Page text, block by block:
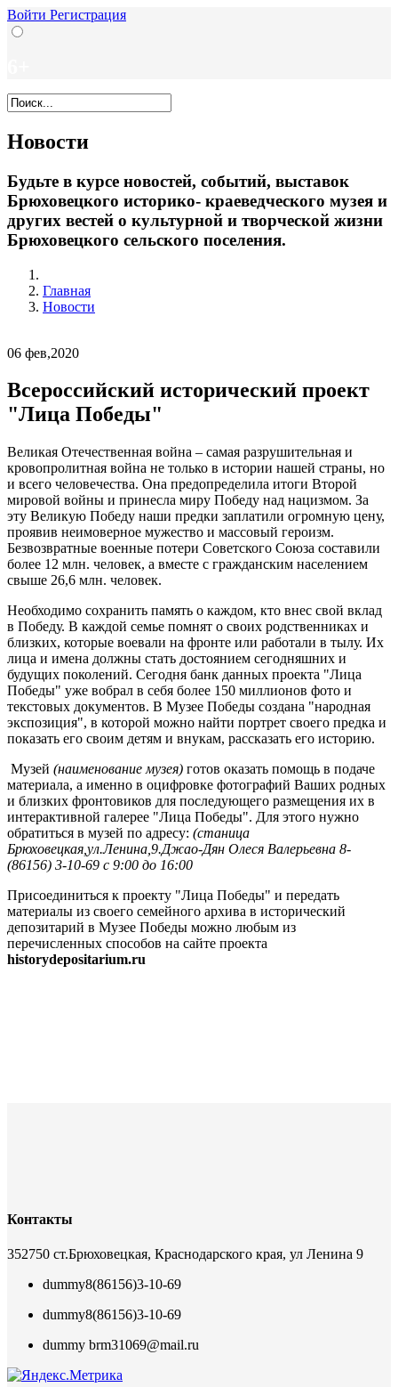
Войти Регистрация
Новости
Будьте в курсе новостей, событий, выставок
Брюховецкого историко- краеведческого музея и
других вестей о культурной и творческой жизни
Брюховецкого сельского поселения.
Главная
Новости
06 фев,2020
Всероссийский исторический проект
"Лица Победы"
Великая Отечественная война – самая разрушительная и
кровопролитная война не только в истории нашей страны, но
и всего человечества. Она предопределила итоги Второй
мировой войны и принесла миру Победу над нацизмом. За
эту Великую Победу наши предки заплатили огромную цену,
проявив неимоверное мужество и массовый героизм.
Безвозвратные военные потери Советского Союза составили
более 12 млн. человек, а вместе с гражданским населением
свыше 26,6 млн. человек.
Необходимо сохранить память о каждом, кто внес свой вклад
в Победу. В каждой семье помнят о своих родственниках и
близких, которые воевали на фронте или работали в тылу. Их
лица и имена должны стать достоянием сегодняшних и
будущих поколений. Сегодня банк данных проекта "Лица
Победы" уже вобрал в себя более 150 миллионов фото и
текстовых документов. В Музее Победы создана "народная
экспозиция", в которой можно найти портрет своего предка и
показать его своим детям и внукам, рассказать его историю.
Музей (наименование музея) готов оказать помощь в подаче
материала, а именно в оцифровке фотографий Ваших родных
и близких фронтовиков для последующего размещения их в
интерактивной галерее "Лица Победы". Для этого нужно
обратиться в музей по адресу: (станица
Брюховецкая,ул.Ленина,9.Джао-Дян Олеся Валерьевна 8-
(86156) 3-10-69 с 9:00 до 16:00
Присоединиться к проекту "Лица Победы" и передать
материалы из своего семейного архива в исторический
депозитарий в Музее Победы можно любым из
перечисленных способов на сайте проекта
historydepositarium.ru
Контакты
352750 ст.Брюховецкая, Краснодарского края, ул Ленина 9
dummy8(86156)3-10-69
dummy8(86156)3-10-69
dummy brm31069@mail.ru